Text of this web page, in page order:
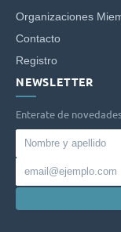
Organizaciones
Contacto
Registro
NEWSLETTER
Enterate de
Nombre
y
apellido